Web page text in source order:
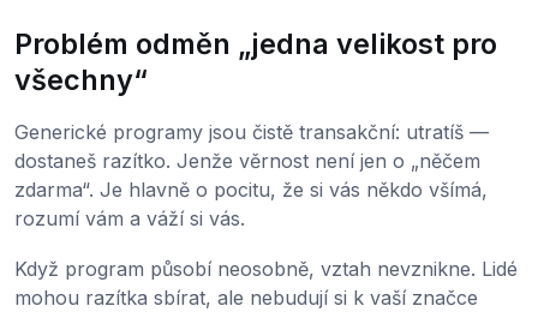
Problém odměn „jedna velikost pro
všechny“
Generické programy jsou čistě transakční: utratíš —
dostaneš razítko. Jenže věrnost není jen o „něčem
zdarma“. Je hlavně o pocitu, že si vás někdo všímá,
rozumí vám a váží si vás.
Když program působí neosobně, vztah nevznikne. Lidé
mohou razítka sbírat, ale nebudují si k vaší značce